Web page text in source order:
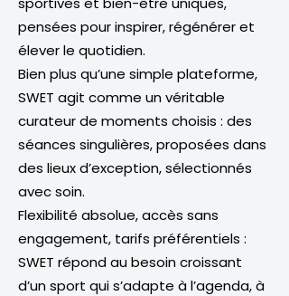
pensées pour inspirer, régénérer et
élever le quotidien.
Bien plus qu’une simple plateforme,
SWET agit comme un véritable
curateur de moments choisis : des
séances singulières, proposées dans
des lieux d’exception, sélectionnés
avec soin.
Flexibilité absolue, accès sans
engagement, tarifs préférentiels :
SWET répond au besoin croissant
d’un sport qui s’adapte à l’agenda, à